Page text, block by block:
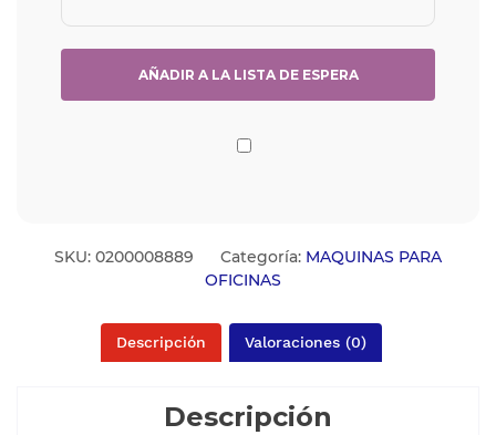
SKU: 0200008889 Categoría: MAQUINAS PARA
OFICINAS
Descripción Valoraciones (0)
Descripción